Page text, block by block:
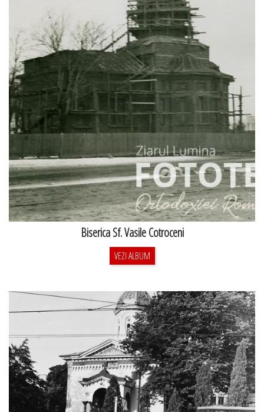
Biserica Sf. Vasile Cotroceni
VEZI ALBUM